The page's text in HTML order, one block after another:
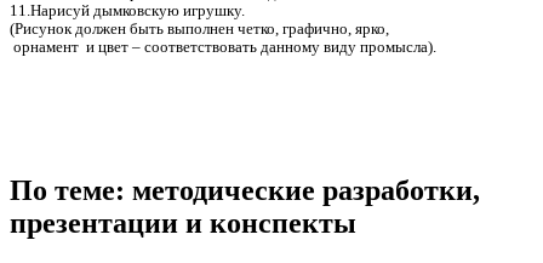
11.Нарисуй дымковскую игрушку.
(Рисунок должен быть выполнен четко, графично, ярко,
орнамент и цвет – соответствовать данному виду промысла).
По теме: методические разработки,
презентации и конспекты